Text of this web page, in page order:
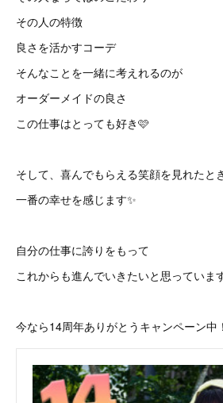
その人の特徴
良さを活かすコーデ
そんなことを一緒に考えれるのが
オーダーメイドの良さ
この仕事はとっても好き🩷
そして、喜んでもらえる笑顔を見れたと
一番の幸せを感じます✨
自分の仕事に誇りをもって
これからも進んでいきたいと思っています
今なら14周年ありがとうキャンペーン中！